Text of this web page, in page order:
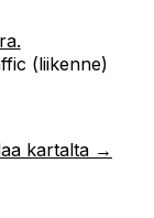
(liikenne)
kartalta →